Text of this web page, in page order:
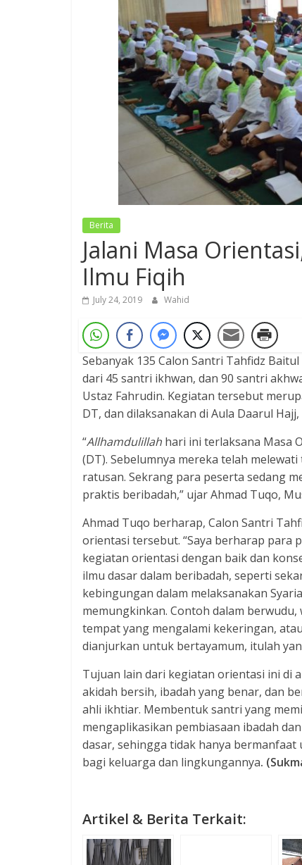
Berita
Jalani Masa
Ilmu Fiqih
July 24, 2019 Wahid
Sebanyak 135 Calon Santri Tahfidz
dari 45 santri ikhwan, dan 90 santri
Ustaz Fahrudin. Kegiatan tersebut
DT, dan dilaksanakan di Aula Daarul Hajj,
“Allhamdulillah hari ini terlaksana Masa
(DT). Sebelumnya mereka telah
ratusan. Sekrang para peserta sedang
praktis beribadah,” ujar Ahmad Tuqo,
Ahmad Tuqo berharap, Calon Santri
orientasi tersebut. “Saya berharap para
kegiatan orientasi dengan baik dan
ilmu dasar dalam beribadah, seperti
kebingungan dalam melaksanakan
memungkinkan. Contoh dalam berwudu,
tempat yang mengalami kekeringan,
dianjurkan untuk bertayamum, itulah
Tujuan lain dari kegiatan orientasi ini di
akidah bersih, ibadah yang benar, dan
ahli ikhtiar. Membentuk santri yang
mengaplikasikan pembiasaan ibadah
dasar, sehingga tidak hanya
bagi keluarga dan lingkungannya.
Artikel & Berita Terkait: